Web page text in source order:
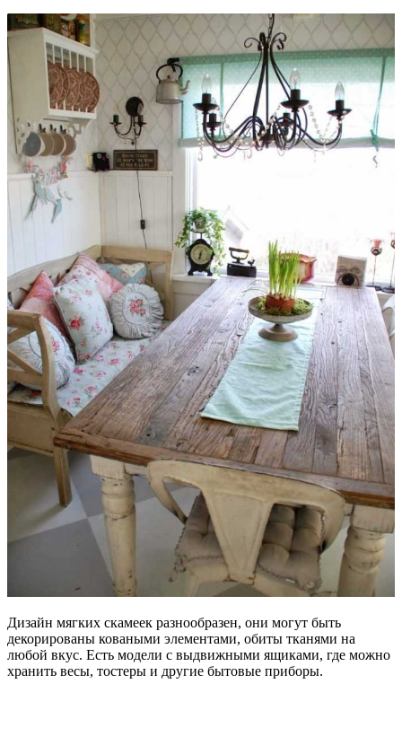
Дизайн мягких скамеек разнообразен, они могут быть
декорированы коваными элементами, обиты тканями на
любой вкус. Есть модели с выдвижными ящиками, где можно
хранить весы, тостеры и другие бытовые приборы.